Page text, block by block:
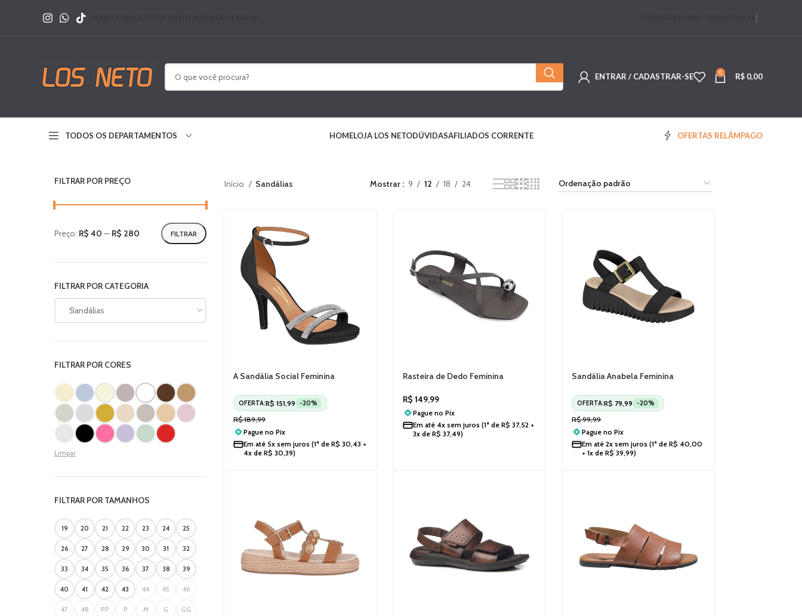
ENTRAR / CADASTRAR-SE 0 R$ 0,00
TODOS OS DEPARTAMENTOS HOMELOJA LOS NETODÚVIDASAFILIADOS CORRENTE OFERTAS RELÂMPAGO
FILTRAR POR PREÇO
FILTRAR
Preço: R$ 40 — R$ 280
FILTRAR POR CATEGORIA
Sandálias
FILTRAR POR CORES
Limpar
FILTRAR POR TAMANHOS
19 20 21 22 23 24 25
26 27 28 29 30 31 32
33 34 35 36 37 38 39
40 41 42 43 44 45 46
47 48 PP P M G GG
Início Sandálias Mostrar 9 12 18 24
A Sandália Social Feminina
OFERTA:R$ 151,99 -20%
R$189,99
Pague no Pix
Em até 5x sem juros (1ª de R$ 30,43 +
4x de R$ 30,39)
Rasteira de Dedo Feminina
R$ 149,99
Pague no Pix
Em até 4x sem juros(1ª de R$ 37,52+
3x de R$ 37,49)
Sandália Anabela Feminina
OFERTA:R$ 79,99 -20%
R$99,99
Pague noPix
Em até2x sem juros (1ª deR$ 40,00
+ 1x deR$ 39,99)